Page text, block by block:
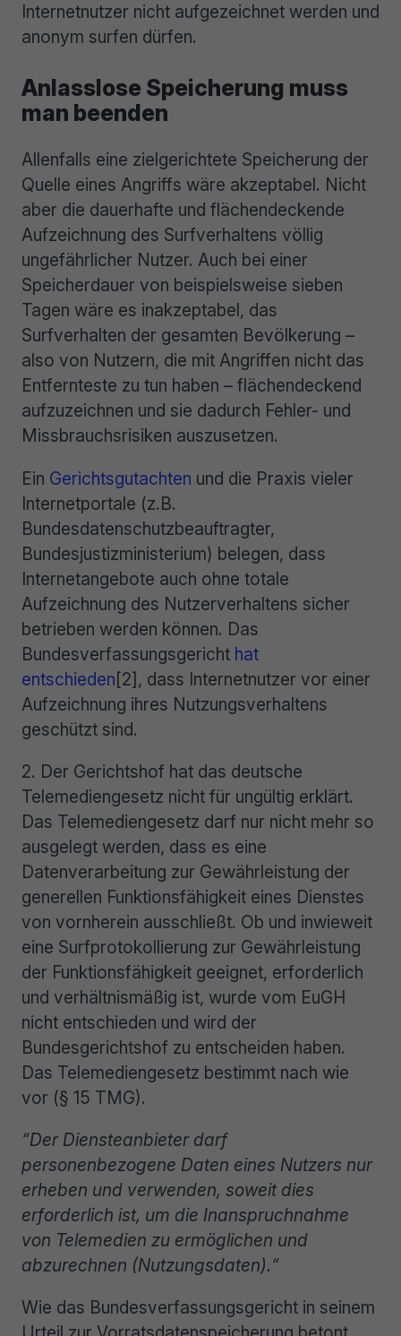
Internetnutzer nicht aufgezeichnet werden und
anonym surfen dürfen.
Anlasslose Speicherung muss
man beenden
Allenfalls eine zielgerichtete Speicherung der
Quelle eines Angriffs wäre akzeptabel. Nicht
aber die dauerhafte und flächendeckende
Aufzeichnung des Surfverhaltens völlig
ungefährlicher Nutzer. Auch bei einer
Speicherdauer von beispielsweise sieben
Tagen wäre es inakzeptabel, das
Surfverhalten der gesamten Bevölkerung –
also von Nutzern, die mit Angriffen nicht das
Entfernteste zu tun haben – flächendeckend
aufzuzeichnen und sie dadurch Fehler- und
Missbrauchsrisiken auszusetzen.
Ein Gerichtsgutachten und die Praxis vieler
Internetportale (z.B.
Bundesdatenschutzbeauftragter,
Bundesjustizministerium) belegen, dass
Internetangebote auch ohne totale
Aufzeichnung des Nutzerverhaltens sicher
betrieben werden können. Das
Bundesverfassungsgericht hat
entschieden[2], dass Internetnutzer vor einer
Aufzeichnung ihres Nutzungsverhaltens
geschützt sind.
2. Der Gerichtshof hat das deutsche
Telemediengesetz nicht für ungültig erklärt.
Das Telemediengesetz darf nur nicht mehr so
ausgelegt werden, dass es eine
Datenverarbeitung zur Gewährleistung der
generellen Funktionsfähigkeit eines Dienstes
von vornherein ausschließt. Ob und inwieweit
eine Surfprotokollierung zur Gewährleistung
der Funktionsfähigkeit geeignet, erforderlich
und verhältnismäßig ist, wurde vom EuGH
nicht entschieden und wird der
Bundesgerichtshof zu entscheiden haben.
Das Telemediengesetz bestimmt nach wie
vor (§ 15 TMG).
“Der Diensteanbieter darf
personenbezogene Daten eines Nutzers nur
erheben und verwenden, soweit dies
erforderlich ist, um die Inanspruchnahme
von Telemedien zu ermöglichen und
abzurechnen (Nutzungsdaten).“
Wie das Bundesverfassungsgericht in seinem